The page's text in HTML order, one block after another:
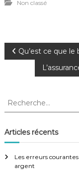
Non classé
N
v
g
a
Qu’est ce que
R
h
e
c
Articles récents
Les erreurs
argent